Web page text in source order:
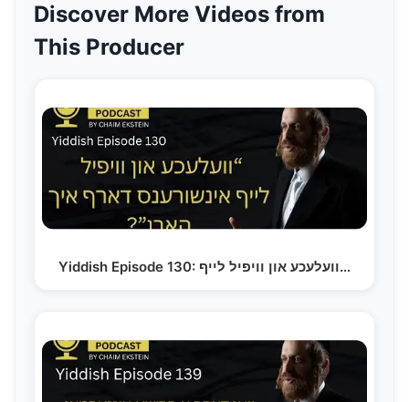
Discover More Videos from
This Producer
Yiddish Episode 130: וועלעכע און וויפיל לייף…